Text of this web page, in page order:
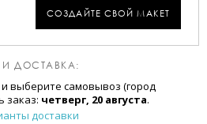
СОЗДАЙТЕ СВОЙ МАКЕТ
И ДОСТАВКА:
и выберите самовывоз (город
заказ: четверг, 20 августа.
доставки